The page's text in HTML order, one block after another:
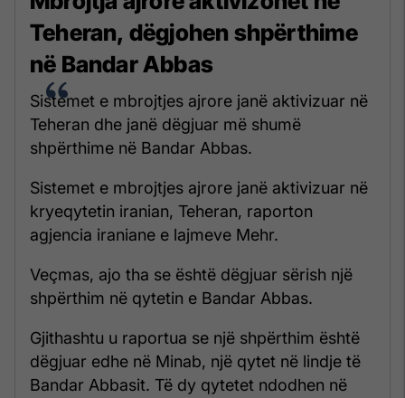
Teheran, dëgjohen shpërthime
në Bandar Abbas
Sistemet e mbrojtjes ajrore janë aktivizuar në
Teheran dhe janë dëgjuar më shumë
shpërthime në Bandar Abbas.
Sistemet e mbrojtjes ajrore janë aktivizuar në
kryeqytetin iranian, Teheran, raporton
agjencia iraniane e lajmeve Mehr.
Veçmas, ajo tha se është dëgjuar sërish një
shpërthim në qytetin e Bandar Abbas.
Gjithashtu u raportua se një shpërthim është
dëgjuar edhe në Minab, një qytet në lindje të
Bandar Abbasit. Të dy qytetet ndodhen në